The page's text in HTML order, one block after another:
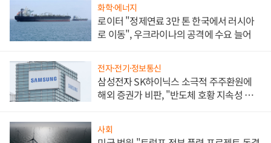
화학·에너지
로이터 "정제연료 3만 톤 한국에서 러시아
로 이동", 우크라이나의 공격에 수요 늘어
전자·전기·정보통신
삼성전자 SK하이닉스 소극적 주주환원에
해외 증권가 비판, "반도체 호황 지속성 의
사회